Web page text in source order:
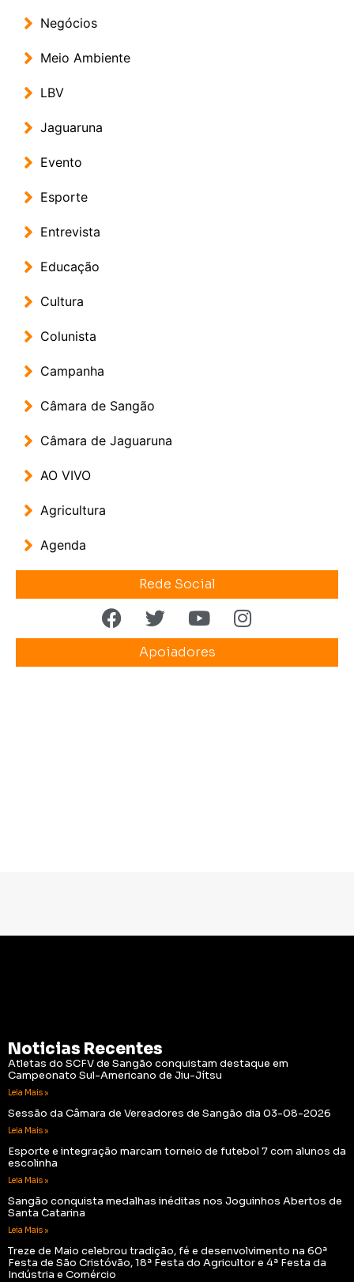
Negócios
Meio Ambiente
LBV
Jaguaruna
Evento
Esporte
Entrevista
Educação
Cultura
Colunista
Campanha
Câmara de Sangão
Câmara de Jaguaruna
AO VIVO
Agricultura
Agenda
Rede Social
Apoiadores
Noticias Recentes
Atletas do SCFV de Sangão conquistam destaque em
Campeonato Sul-Americano de Jiu-Jítsu
Leia Mais »
Sessão da Câmara de Vereadores de Sangão dia 03-08-2026
Leia Mais »
Esporte e integração marcam torneio de futebol 7 com alunos da
escolinha
Leia Mais »
Sangão conquista medalhas inéditas nos Joguinhos Abertos de
Santa Catarina
Leia Mais »
Treze de Maio celebrou tradição, fé e desenvolvimento na 60ª
Festa de São Cristóvão, 18ª Festa do Agricultor e 4ª Festa da
Indústria e Comércio